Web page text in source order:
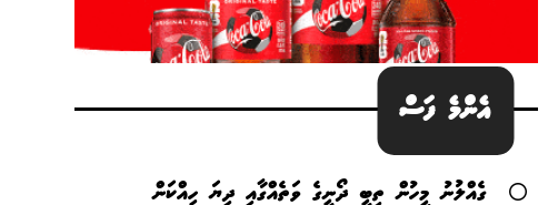
އެންމެ ފަސް
ގެއްލުނު މީހުން ތިބީ ދޯނީގެ ވަތެއްގާއި ދިޔަ ހިއްކަން